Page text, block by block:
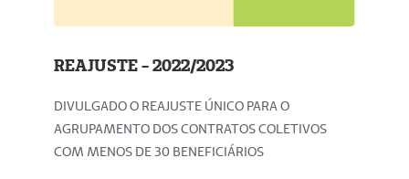
REAJUSTE - 2022/2023
DIVULGADO O REAJUSTE ÚNICO PARA O
AGRUPAMENTO DOS CONTRATOS COLETIVOS
COM MENOS DE 30 BENEFICIÁRIOS